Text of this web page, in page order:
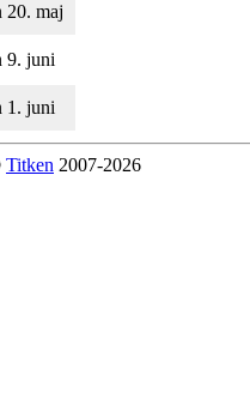
20. maj
9. juni
1. juni
Titken 2007-2026